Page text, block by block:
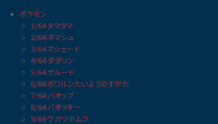
ポケモン
1/64 タマタマ
2/64 ネマシュ
3/64 マシェード
4/64 ダダリン
5/64 ザルード
6/64 ポワルンたいようのすがた
7/64 バオップ
8/64 バオッキー
9/64 ウガツホムラ